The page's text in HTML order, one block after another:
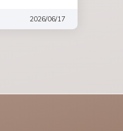
2026/06/17